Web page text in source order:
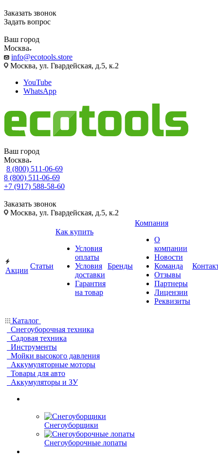
Заказать звонок
Задать вопрос
Ваш город
Москва
info@ecotools.store
Москва, ул. Гвардейская, д.5, к.2
YouTube
WhatsApp
Ваш город
Москва
8 (800) 511-06-69
8 (800) 511-06-69
+7 (917) 588-58-60
Заказать звонок
Москва, ул. Гвардейская, д.5, к.2
Акции
Статьи
Как купить
Условия
оплаты
Условия
доставки
Гарантия
на товар
Бренды
Компания
О
компании
Новости
Команда
Отзывы
Партнеры
Лицензии
Реквизиты
Каталог
Снегоуборочная техника
Садовая техника
Инструменты
Мойки высокого давления
Аккумуляторные моторы
Товары для авто
Аккумуляторы и ЗУ
Снегоуборщики
Снегоуборочные лопаты